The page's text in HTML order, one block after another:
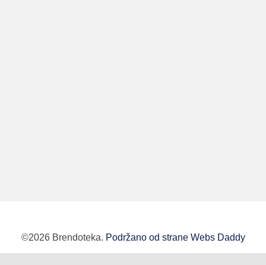
©2026 Brendoteka. Podržano od strane Webs Daddy